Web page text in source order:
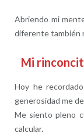
Abriendo mi
diferente también
Mi
Hoy he
generosidad me
Me siento pleno
calcular.